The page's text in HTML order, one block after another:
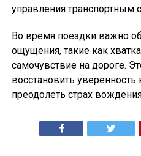
управления транспортным
Во время поездки важно
ощущения, такие как
самочувствие на дороге.
восстановить уверенность
преодолеть страх